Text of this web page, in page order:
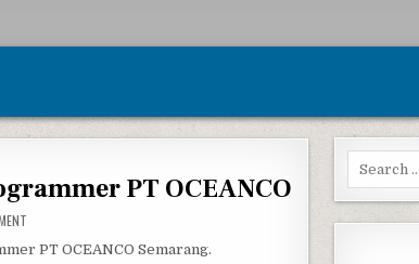
PT OCEANCO
ON LOWONGAN IPAD PROGRAMMER & ASP.NET PROGRAMMER PT OCEANCO
PT OCEANCO Semarang.
Search for: